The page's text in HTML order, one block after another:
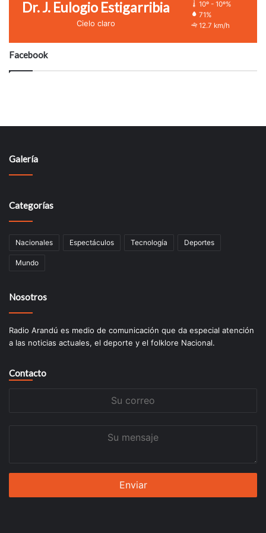
Dr. J. Eulogio Estigarribia
Cielo claro
10º - 10º%
71%
12.7 km/h
Facebook
Galería
Categorías
Nacionales Espectáculos Tecnologí­a Deportes
Mundo
Nosotros
Radio Arandú es medio de comunicación que da especial atención
a las noticias actuales, el deporte y el folklore Nacional.
Contacto